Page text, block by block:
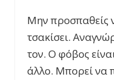
Μην προσπαθείς
τσακίσει.
τον. Ο φόβος
άλλο. Μπορεί να